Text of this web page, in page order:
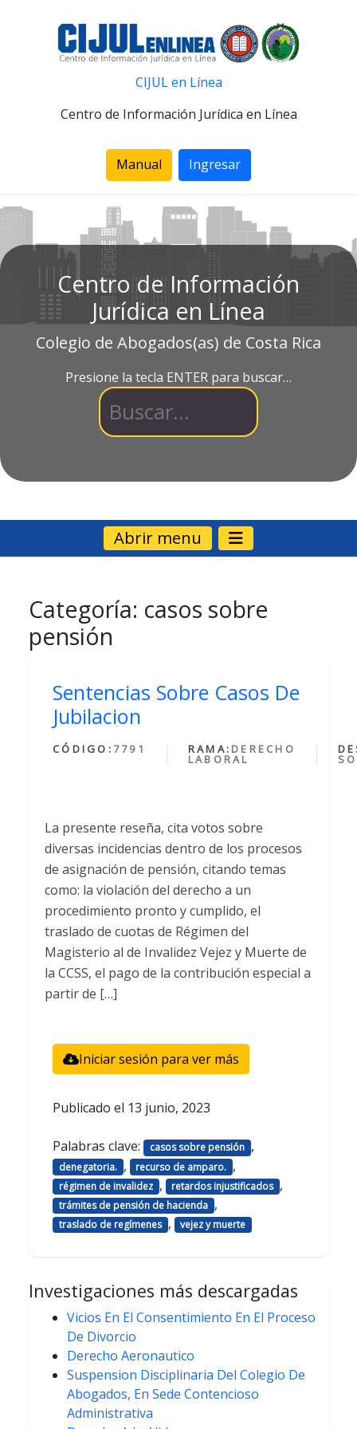
CIJUL en Línea
Centro de Información Jurídica en Línea
Manual Ingresar
Centro de Información
Jurídica en Línea
Colegio de Abogados(as) de Costa Rica
Presione la tecla ENTER para buscar…
Abrir menu
Categoría: casos sobre
pensión
Sentencias Sobre Casos De
Jubilacion
CÓDIGO: 7791 RAMA: DERECHO
LABORAL
La presente reseña, cita votos sobre
diversas incidencias dentro de los procesos
de asignación de pensión, citando temas
como: la violación del derecho a un
procedimiento pronto y cumplido, el
traslado de cuotas de Régimen del
Magisterio al de Invalidez Vejez y Muerte de
la CCSS, el pago de la contribución especial a
partir de […]
Iniciar sesión para ver más
Publicado el 13 junio, 2023
Palabras clave: casos sobre pensión ,
denegatoria. , recurso de amparo. ,
régimen de invalidez , retardos injustificados ,
trámites de pensión de hacienda ,
traslado de regímenes , vejez y muerte
Investigaciones más descargadas
Vicios En El Consentimiento En El Proceso
De Divorcio
Derecho Aeronautico
Suspension Disciplinaria Del Colegio De
Abogados, En Sede Contencioso
Administrativa